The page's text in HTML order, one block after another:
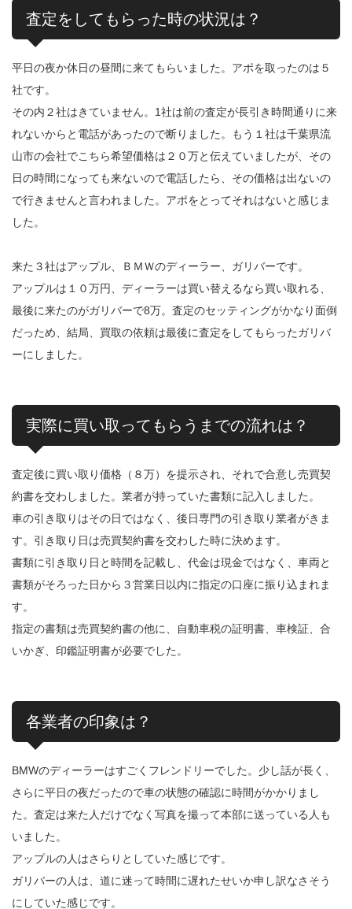
査定をしてもらった時の状況は？
平日の夜か休日の昼間に来てもらいました。アポを取ったのは５
社です。
その内２社はきていません。1社は前の査定が長引き時間通りに来
れないからと電話があったので断りました。もう１社は千葉県流
山市の会社でこちら希望価格は２０万と伝えていましたが、その
日の時間になっても来ないので電話したら、その価格は出ないの
で行きませんと言われました。アポをとってそれはないと感じま
した。
来た３社はアップル、ＢＭＷのディーラー、ガリバーです。
アップルは１０万円、ディーラーは買い替えるなら買い取れる、
最後に来たのがガリバーで8万。査定のセッティングがかなり面倒
だっため、結局、買取の依頼は最後に査定をしてもらったガリバ
ーにしました。
実際に買い取ってもらうまでの流れは？
査定後に買い取り価格（８万）を提示され、それで合意し売買契
約書を交わしました。業者が持っていた書類に記入しました。
車の引き取りはその日ではなく、後日専門の引き取り業者がきま
す。引き取り日は売買契約書を交わした時に決めます。
書類に引き取り日と時間を記載し、代金は現金ではなく、車両と
書類がそろった日から３営業日以内に指定の口座に振り込まれま
す。
指定の書類は売買契約書の他に、自動車税の証明書、車検証、合
いかぎ、印鑑証明書が必要でした。
各業者の印象は？
BMWのディーラーはすごくフレンドリーでした。少し話が長く、
さらに平日の夜だったので車の状態の確認に時間がかかりまし
た。査定は来た人だけでなく写真を撮って本部に送っている人も
いました。
アップルの人はさらりとしていた感じです。
ガリバーの人は、道に迷って時間に遅れたせいか申し訳なさそう
にしていた感じです。